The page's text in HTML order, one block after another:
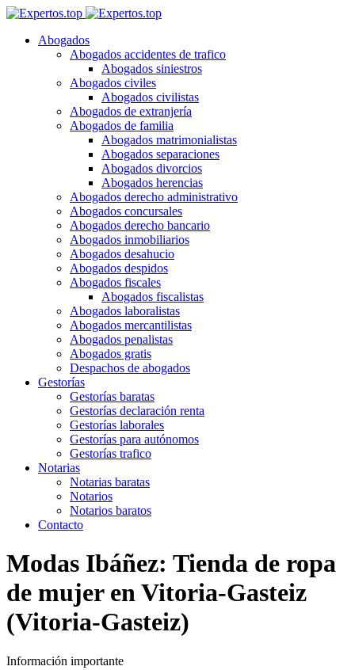
Abogados
Abogados accidentes de trafico
Abogados siniestros
Abogados civiles
Abogados civilistas
Abogados de extranjería
Abogados de familia
Abogados matrimonialistas
Abogados separaciones
Abogados divorcios
Abogados herencias
Abogados derecho administrativo
Abogados concursales
Abogados derecho bancario
Abogados inmobiliarios
Abogados desahucio
Abogados despidos
Abogados fiscales
Abogados fiscalistas
Abogados laboralistas
Abogados mercantilistas
Abogados penalistas
Abogados gratis
Despachos de abogados
Gestorías
Gestorías baratas
Gestorías declaración renta
Gestorías laborales
Gestorías para autónomos
Gestorías trafico
Notarias
Notarias baratas
Notarios
Notarios baratos
Contacto
Modas Ibáñez: Tienda de ropa
de mujer en Vitoria-Gasteiz
(Vitoria-Gasteiz)
Información importante